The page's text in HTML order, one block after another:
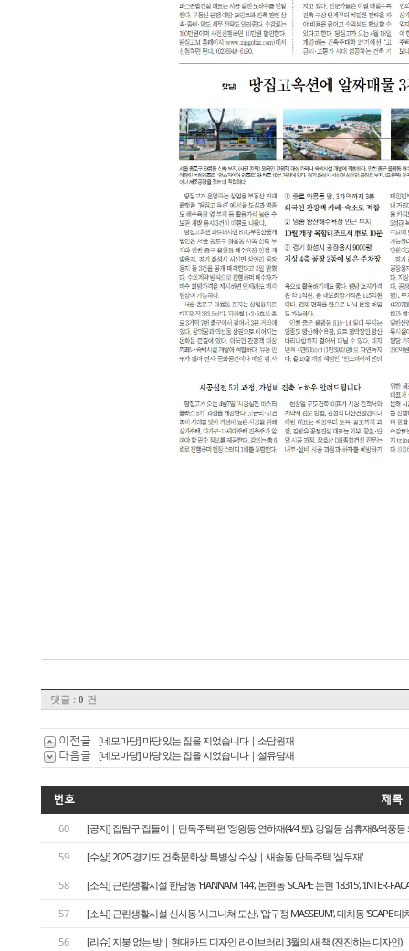
댓글 : 0 건
이전글 [네모마당] 마당 있는 집을 지었습니다｜소담원재
다음글 [네모마당] 마당 있는 집을 지었습니다｜설유담재
번호 제목
60 [공지] 집탐구 집들이｜단독주택 편 '정왕동 연하재(4/4 토), 강일동 심휴재&덕풍동
59 [수상] 2025 경기도 건축문화상 특별상 수상｜새솔동 단독주택 '심우재'
58 [소식] 근린생활시설 한남동 'HANNAM 144', 논현동 'SCAPE 논현 18315', 'INTER-
57 [소식] 근린생활시설 신사동 '시그니쳐 도산', '압구정 MASSEUM', 대치동 'SCAPE 대
56 [리슈] 지붕 없는 방｜현대카드 디자인 라이브러리 3월의 새 책 (전진하는 디자인)